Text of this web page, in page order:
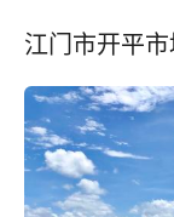
江门市开平